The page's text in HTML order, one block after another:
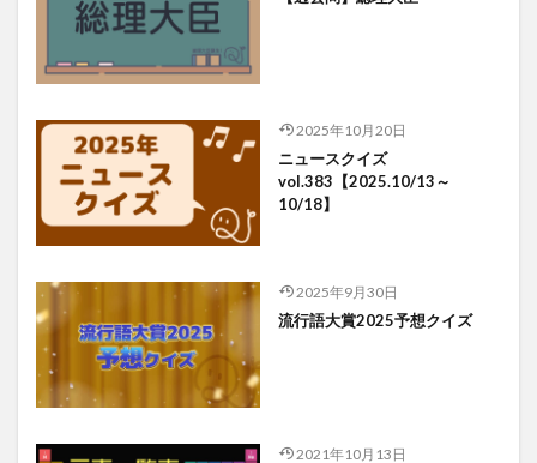
2025年10月20日
ニュースクイズ
vol.383【2025.10/13～
10/18】
2025年9月30日
流行語大賞2025予想クイズ
2021年10月13日